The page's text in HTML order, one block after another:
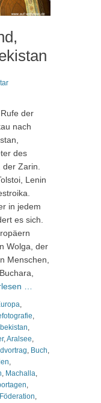
der
nach
des
der Zarin.
Lenin
in jedem
es sich.
Wolga, der
Menschen,
…
,
,
,
,Aralsee,
, Buch,
,
, Machalla,
,
,